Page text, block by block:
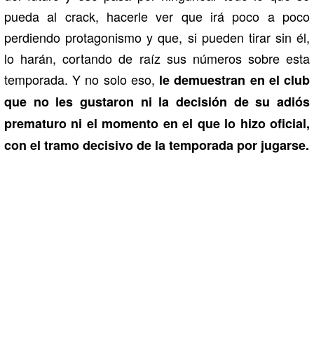
pueda al crack, hacerle ver que irá poco a poco
perdiendo protagonismo y que, si pueden tirar sin él,
lo harán, cortando de raíz sus números sobre esta
temporada. Y no solo eso, le demuestran en el club
que no les gustaron ni la decisión de su adiós
prematuro ni el momento en el que lo hizo oficial,
con el tramo decisivo de la temporada por jugarse.